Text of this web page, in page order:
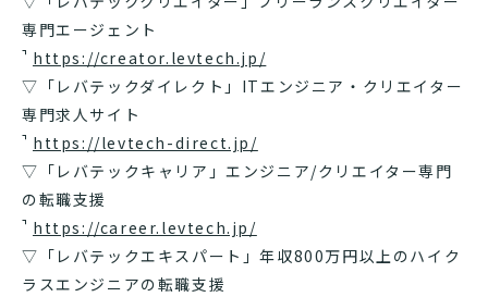
専門エージェント
https://creator.levtech.jp/
▽「レバテックダイレクト」ITエンジニア・クリエイター
専門求人サイト
https://levtech-direct.jp/
▽「レバテックキャリア」エンジニア/クリエイター専門
の転職支援
https://career.levtech.jp/
▽「レバテックエキスパート」年収800万円以上のハイク
ラスエンジニアの転職支援